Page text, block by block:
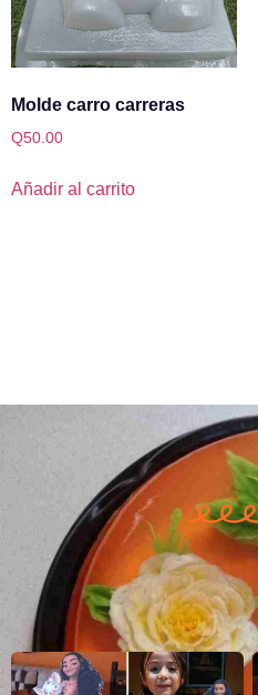
Molde carro carreras
Q50.00
Añadir al carrito